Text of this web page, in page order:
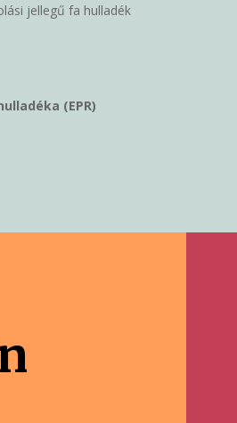
jellegű fa hulladék
(EPR)